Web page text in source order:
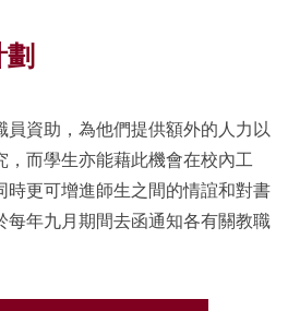
劃
員資助，為他們提供額外的人力以
，而學生亦能藉此機會在校內工
時更可增進師生之間的情誼和對書
每年九月期間去函通知各有關教職